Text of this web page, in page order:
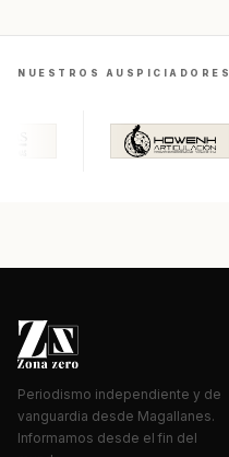
NUESTROS AUSPICIADORES
Periodismo independiente y de
vanguardia desde Magallanes.
Informamos desde el fin del